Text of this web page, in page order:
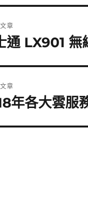
章
通 LX901 無
章
年各大雲服